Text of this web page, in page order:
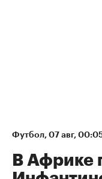
Футбол 07 авг,
В Африке